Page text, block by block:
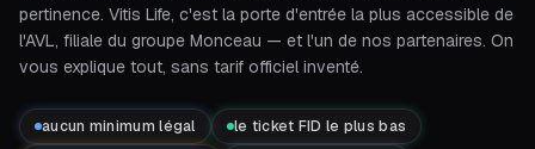
pertinence. Vitis Life, c'est la porte d'entrée la plus accessible de
l'AVL, filiale du groupe Monceau — et l'un de nos partenaires. On
vous explique tout, sans tarif officiel inventé.
aucun minimum légal
le ticket FID le plus bas